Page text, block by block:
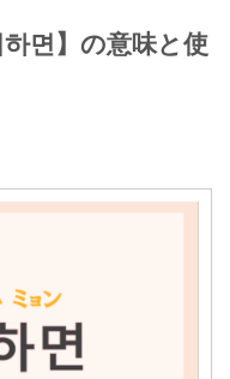
면】の意味と使